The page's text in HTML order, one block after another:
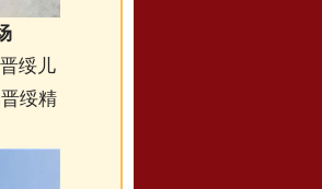
绥儿
绥精